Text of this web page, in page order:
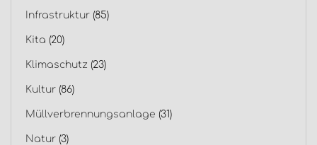
Infrastruktur (85)
Kita (20)
Klimaschutz (23)
Kultur (86)
Müllverbrennungsanlage (31)
Natur (3)